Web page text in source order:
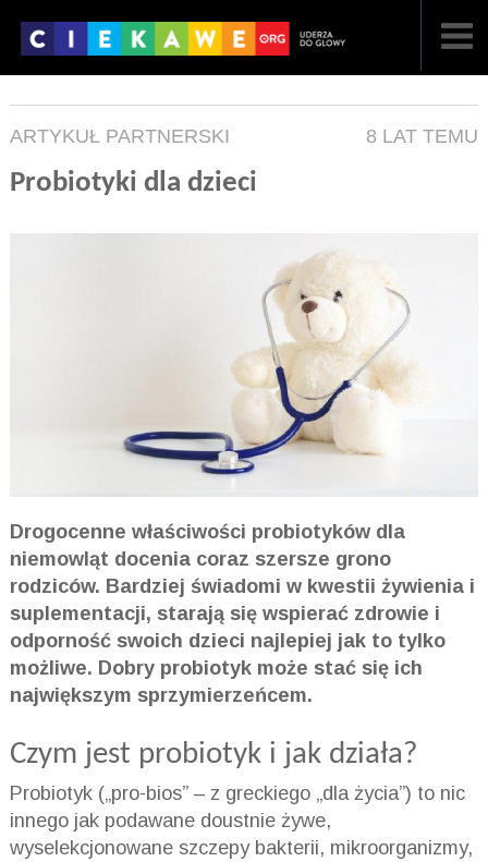
ARTYKUŁ PARTNERSKI 8 LAT TEMU
Probiotyki dla dzieci
Drogocenne właściwości probiotyków dla
niemowląt docenia coraz szersze grono
rodziców. Bardziej świadomi w kwestii żywienia i
suplementacji, starają się wspierać zdrowie i
odporność swoich dzieci najlepiej jak to tylko
możliwe. Dobry probiotyk może stać się ich
największym sprzymierzeńcem.
Czym jest probiotyk i jak działa?
Probiotyk („pro-bios” – z greckiego „dla życia”) to nic
innego jak podawane doustnie żywe,
wyselekcjonowane szczepy bakterii, mikroorganizmy,
NAJNOWSZE
FILMY
GALERIA
REGULAMIN
KONTAKT